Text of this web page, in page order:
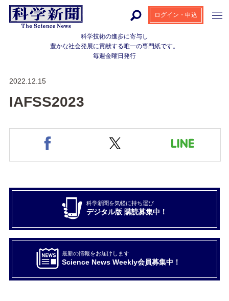
科学技術の進歩に寄与し
豊かな社会発展に貢献する唯一の専門紙です。
毎週金曜日発行
ログイン・申込
2022.12.15
IAFSS2023
科学新聞を気軽に持ち運び
デジタル版 購読募集中！
最新の情報をお届けします
Science News Weekly会員募集中！